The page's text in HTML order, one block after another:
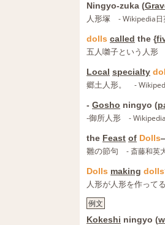
Ningyo-zuka (
人形塚 - Wikipedia日
dolls called the {
五人囃子という人形
Local specialty
郷土人形。 -
- Gosho ningyo (
-御所人形 -
the Feast of Dolls
雛の節句 - 斎藤和英
Dolls making dolls
人形が人形を作って
例文
Kokeshi ningyo (